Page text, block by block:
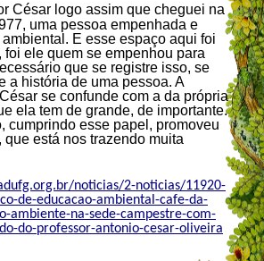
César logo assim que cheguei na
uma pessoa empenhada e
E esse espaço aqui foi
ele quem se empenhou para
que se registre isso, se
a história de uma pessoa. A
se confunde com a da própria
ela tem de grande, de importante.
cumprindo esse papel, promoveu
que está nos trazendo muita
noticias/2-noticias/11920-
de-educacao-ambiental-cafe-da-
ambiente-na-sede-campestre-com-
do-professor-antonio-cesar-oliveira